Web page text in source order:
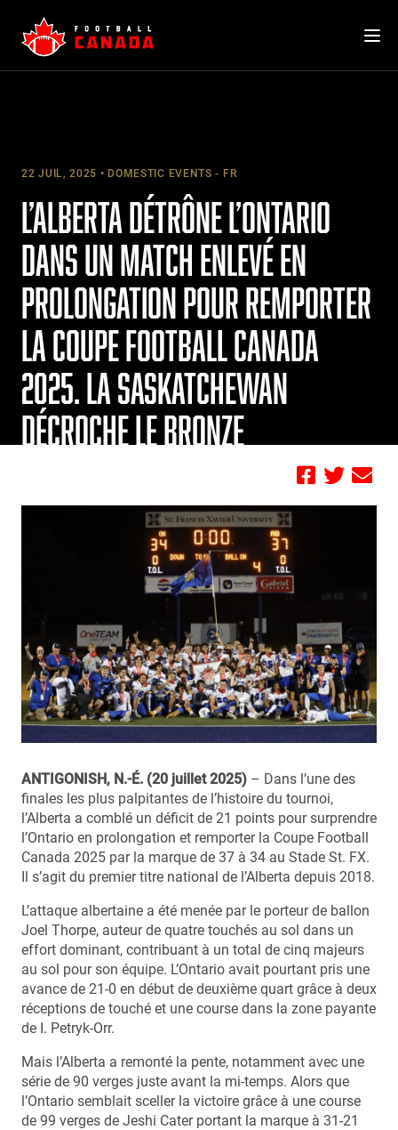
content
22 JUIL, 2025 DOMESTIC EVENTS - FR
L’ALBERTA DÉTRÔNE L’ONTARIO
DANS UN MATCH ENLEVÉ EN
PROLONGATION POUR REMPORTER
LA COUPE FOOTBALL CANADA
2025. LA SASKATCHEWAN
DÉCROCHE LE BRONZE
ANTIGONISH, N.-É. (20 juillet 2025) – Dans l’une des
finales les plus palpitantes de l’histoire du tournoi,
l’Alberta a comblé un déficit de 21 points pour surprendre
l’Ontario en prolongation et remporter la Coupe Football
Canada 2025 par la marque de 37 à 34 au Stade St. FX.
Il s’agit du premier titre national de l’Alberta depuis 2018.
L’attaque albertaine a été menée par le porteur de ballon
Joel Thorpe, auteur de quatre touchés au sol dans un
effort dominant, contribuant à un total de cinq majeurs
au sol pour son équipe. L’Ontario avait pourtant pris une
avance de 21-0 en début de deuxième quart grâce à deux
réceptions de touché et une course dans la zone payante
de I. Petryk-Orr.
Mais l’Alberta a remonté la pente, notamment avec une
série de 90 verges juste avant la mi-temps. Alors que
l’Ontario semblait sceller la victoire grâce à une course
de 99 verges de Jeshi Cater portant la marque à 31-21